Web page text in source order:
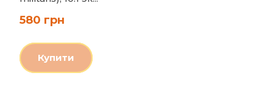
580 грн
Купити